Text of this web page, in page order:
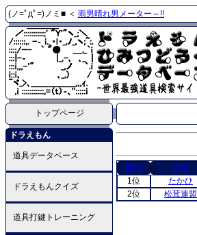
(ノ=ﾟдﾟ=)ノミ■ ＜ 雨男晴れ男メーター～!!
トップページ
ドラえもん
道具データベース
ドラえもんクイズ
道具打鍵トレーニング
順位 名前
1位 たかひ
2位 松茸連盟